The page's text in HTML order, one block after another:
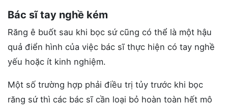
Bác sĩ tay nghề kém
Răng ê buốt sau khi bọc sứ cũng có thể là một hậu
quả điển hình của việc bác sĩ thực hiện có tay nghề
yếu hoặc ít kinh nghiệm.
Một số trường hợp phải điều trị tủy trước khi bọc
răng sứ thì các bác sĩ cần loại bỏ hoàn toàn hết mô